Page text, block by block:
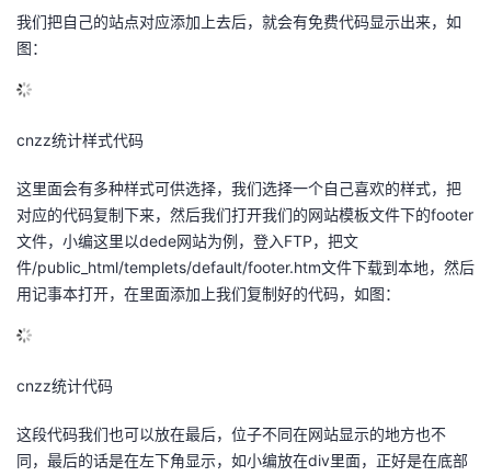
子
直
播
的
活
我
的
注
堂
课
程
的
认
我
的
验
我
收
藏
术
支
云
声
议
我们把自己的站点对应添加上去后，就会有免费代码显示出来，如
图：
cnzz统计样式代码
这里面会有多种样式可供选择，我们选择一个自己喜欢的样式，把
对应的代码复制下来，然后我们打开我们的网站模板文件下的footer
文件，小编这里以dede网站为例，登入FTP，把文
件/public_html/templets/default/footer.htm文件下载到本地，然后
用记事本打开，在里面添加上我们复制好的代码，如图：
cnzz统计代码
这段代码我们也可以放在最后，位子不同在网站显示的地方也不
同，最后的话是在左下角显示，如小编放在div里面，正好是在底部